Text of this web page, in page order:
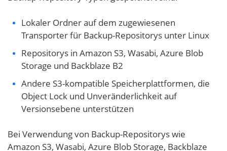
Lokaler Ordner auf dem zugewiesenen
Transporter für Backup-Repositorys unter Linux
Repositorys in Amazon S3, Wasabi, Azure Blob
Storage und Backblaze B2
Andere S3-kompatible Speicherplattformen, die
Object Lock und Unveränderlichkeit auf
Versionsebene unterstützen
Bei Verwendung von Backup-Repositorys wie
Amazon S3, Wasabi, Azure Blob Storage, Backblaze